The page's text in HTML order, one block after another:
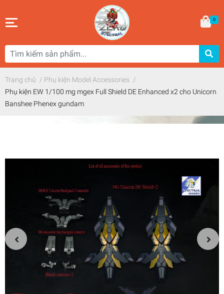
0
Trang chủ / Phụ kiện Model Accessories /
Phụ kiện EW 1/100 mg mgex Full Shield DE Enhanced x2 cho Unicorn
Banshee Phenex gundam